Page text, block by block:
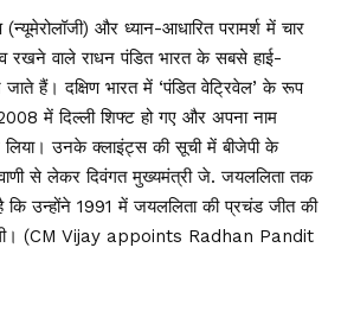
और ध्यान-आधारित परामर्श में चार
वाले राधन पंडित भारत के सबसे हाई-
जाते हैं। दक्षिण भारत में ‘पंडित वेट्रिवेल’ के रूप
में दिल्ली शिफ्ट हो गए और अपना नाम
लिया। उनके क्लाइंट्स की सूची में बीजेपी के
से लेकर दिवंगत मुख्यमंत्री जे. जयललिता तक
कि उन्होंने 1991 में जयललिता की प्रचंड जीत की
थी। (CM Vijay appoints Radhan Pandit